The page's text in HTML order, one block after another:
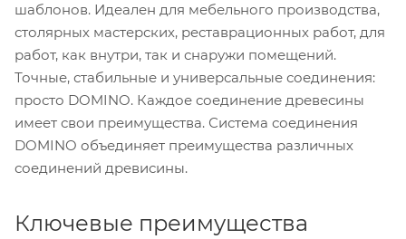
шаблонов. Идеален для мебельного производства,
столярных мастерских, реставрационных работ, для
работ, как внутри, так и снаружи помещений.
Точные, стабильные и универсальные соединения:
просто DOMINO. Каждое соединение древесины
имеет свои преимущества. Система соединения
DOMINO объединяет преимущества различных
соединений древисины.
Ключевые преимущества